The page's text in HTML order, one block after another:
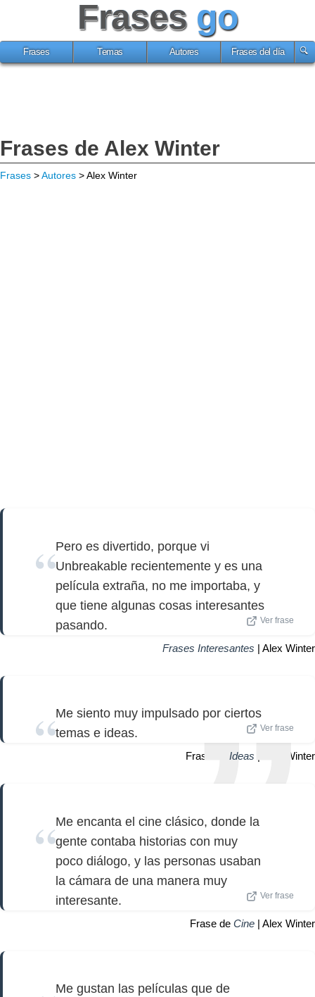
Frases go
Frases Temas Autores Frases del día
Frases de Alex Winter
Frases >Autores > Alex Winter
Pero es divertido, porque vi
Unbreakable recientemente y es una
película extraña, no me importaba, y
que tiene algunas cosas interesantes
pasando.
Ver frase
Frases Interesantes | Alex Winter
Me siento muy impulsado por ciertos
temas e ideas.
Ver frase
Frase de Ideas | Alex Winter
Me encanta el cine clásico, donde la
gente contaba historias con muy
poco diálogo, y las personas usaban
la cámara de una manera muy
interesante.
Ver frase
Frase de Cine | Alex Winter
Me gustan las películas que de